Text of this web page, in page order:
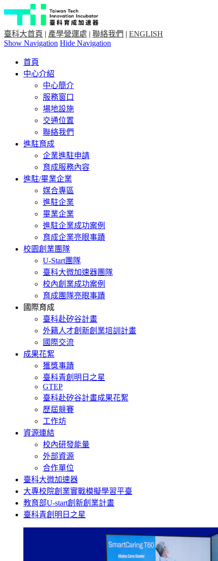
臺科大首頁 | 產學營運處 | 聯絡我們 | ENGLISH
Show Navigation Hide Navigation
首頁
中心介紹
中心簡介
服務窗口
場地設施
交通位置
聯絡我們
進駐育成
企業進駐申請
育成服務內容
進駐/畢業企業
媒合專區
進駐企業
畢業企業
進駐企業成功案例
育成企業亮眼事蹟
校園創業團隊
U-Start團隊
臺科大微加速器團隊
校內創業成功案例
育成團隊亮眼事蹟
國際育成
臺科赴矽谷計畫
外籍人才創新創業培訓計畫
國際交流
成果花絮
獲獎事蹟
臺科青創明日之星
GTEP
臺科赴矽谷計畫成果花絮
歷屆競賽
工作坊
資源連結
校內研發能量
外部資源
合作單位
臺科大微加速器
大專校院創業實戰模擬學習平臺
教育部U-start創新創業計畫
臺科青創明日之星